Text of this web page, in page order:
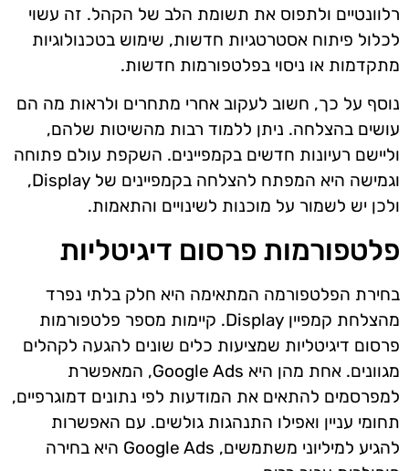
רלוונטיים ולתפוס את תשומת הלב של הקהל. זה עשוי
לכלול פיתוח אסטרטגיות חדשות, שימוש בטכנולוגיות
מתקדמות או ניסוי בפלטפורמות חדשות.
נוסף על כך, חשוב לעקוב אחרי מתחרים ולראות מה הם
עושים בהצלחה. ניתן ללמוד רבות מהשיטות שלהם,
וליישם רעיונות חדשים בקמפיינים. השקפת עולם פתוחה
וגמישה היא המפתח להצלחה בקמפיינים של Display,
ולכן יש לשמור על מוכנות לשינויים והתאמות.
פלטפורמות פרסום דיגיטליות
בחירת הפלטפורמה המתאימה היא חלק בלתי נפרד
מהצלחת קמפיין Display. קיימות מספר פלטפורמות
פרסום דיגיטליות שמציעות כלים שונים להגעה לקהלים
מגוונים. אחת מהן היא Google Ads, המאפשרת
למפרסמים להתאים את המודעות לפי נתונים דמוגרפיים,
תחומי עניין ואפילו התנהגות גולשים. עם האפשרות
להגיע למיליוני משתמשים, Google Ads היא בחירה